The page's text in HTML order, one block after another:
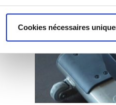
Cookies nécessaires